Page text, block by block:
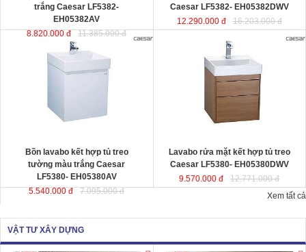
trắng Caesar LF5382-
EH05382AV
8.820.000 đ
11.385.000 đ
Caesar LF5382- EH05382DWV
12.290.000 đ
16.203.000 đ
Bồn lavabo kết hợp tủ treo tường
màu trắng Caesar LF5380-
EH05380AV
ược thiết kế đầy cảm
lượng thẩm mỹ của không gian
Bồn lavabo kết hợp tủ treo
tường màu trắng Caesar
LF5380- EH05380AV
5.540.000 đ
7.095.000 đ
Lavabo rửa mặt kết hợp tủ treo
Caesar LF5380- EH05380DWV
ược thiết kế đầy cảm hứng và sáng
tạo theo phong cách tối giản hiện
đại. Thể hiện chất lượng thẩm mỹ
của không gian phòng tắm.
: 500x500x100 mm.
Lavabo rửa mặt kết hợp tủ treo
Caesar LF5380- EH05380DWV
9.570.000 đ
12.771.000 đ
Xem tất cả
VẬT TƯ XÂY DỰNG